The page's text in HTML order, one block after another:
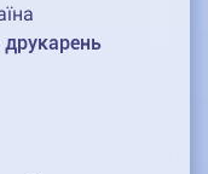
друкарень